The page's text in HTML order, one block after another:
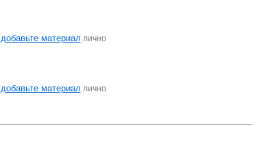
добавьте материал лично
добавьте материал лично